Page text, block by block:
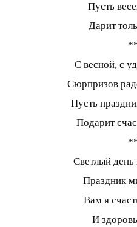
Пусть
Дарит
С весной, с
Сюрпризов
Пусть
Подарит
Светлый день
Праздник
Вам я
И